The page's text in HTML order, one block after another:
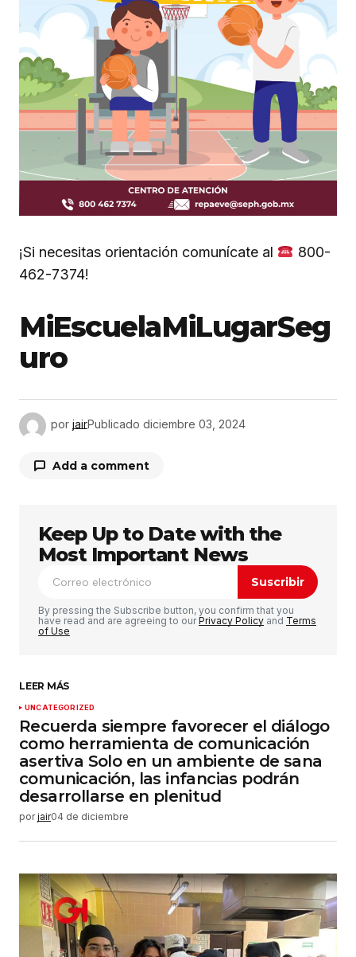
¡Si necesitas orientación comunícate al
800-
462-7374!
MiEscuelaMiLugarSeg
uro
por jairPublicado diciembre 03, 2024
Add a comment
Tu dirección de correo electrónico no será
publicada. Los campos obligatorios están
marcados con*
Comentario *
Su nombre
Tu correo electrónico*
Guardar mi nombre, correo electrónico y sitio
web en este navegador para la próxima vez que
haga un comentario.
Enviar comentario
Keep Up to Date with the
Most Important News
Suscribir
By pressing the Subscribe button, you confirm that you
have read and are agreeing to ourPrivacy Policy and Terms
of Use
LEER MÁS
UNCATEGORIZED
Recuerda siempre favorecer el diálogo
como herramienta de comunicación
asertiva Solo en un ambiente de sana
comunicación, las infancias podrán
desarrollarse en plenitud
por jair04 de diciembre